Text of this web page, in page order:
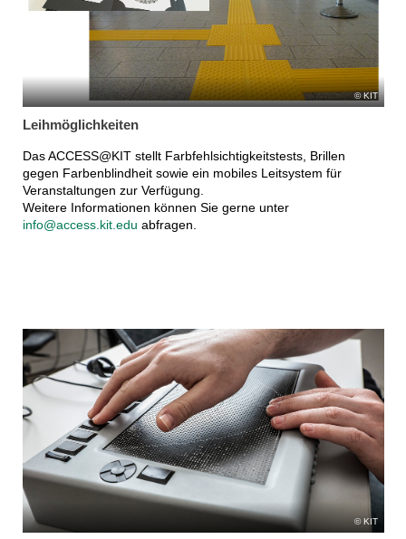
KIT
Leihmöglichkeiten
Das ACCESS@KIT stellt Farbfehlsichtigkeitstests, Brillen
gegen Farbenblindheit sowie ein mobiles Leitsystem für
Veranstaltungen zur Verfügung.
Weitere Informationen können Sie gerne unter
info@access.kit.edu abfragen.
KIT